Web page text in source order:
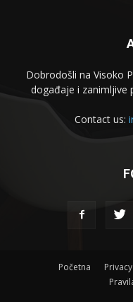
Dobrodošli na Visoko
događaje i zanimljive
Contact us:
Početna